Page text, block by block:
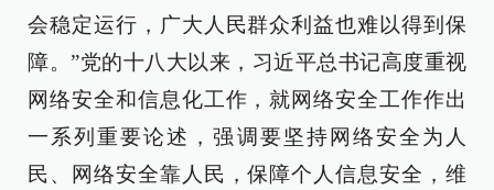
会稳定运行，广大人民群众利益也难以得到保
障。”党的十八大以来，习近平总书记高度重视
网络安全和信息化工作，就网络安全工作作出
一系列重要论述，强调要坚持网络安全为人
民、网络安全靠人民，保障个人信息安全，维